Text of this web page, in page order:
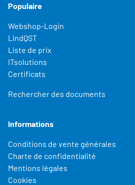
Populaire
Webshop-Login
LindQST
Liste de prix
ITsolutions
Certificats
Rechercher des documents
Informations
Conditions de vente générales
Charte de confidentialité
Mentions légales
Cookies